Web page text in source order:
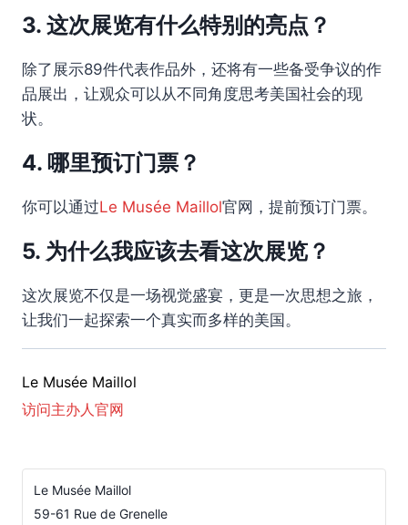
3. 这次展览有什么特别的亮点？
除了展示89件代表作品外，还将有一些备受争议的作
品展出，让观众可以从不同角度思考美国社会的现
状。
4. 哪里预订门票？
你可以通过Le Musée Maillol官网，提前预订门票。
5. 为什么我应该去看这次展览？
这次展览不仅是一场视觉盛宴，更是一次思想之旅，
让我们一起探索一个真实而多样的美国。
Le Musée Maillol
访问主办人官网
Le Musée Maillol
59-61 Rue de Grenelle